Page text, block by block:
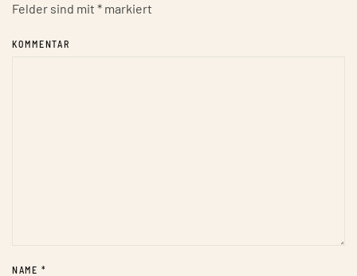
Felder sind mit * markiert
KOMMENTAR
NAME *